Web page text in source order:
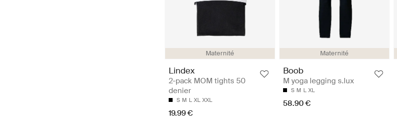
Maternité
Lindex
2-pack MOM tights 50
denier
S M L XL XXL
19.99 €
Maternité
Boob
M yoga legging s.lux
S M L XL
58.90 €